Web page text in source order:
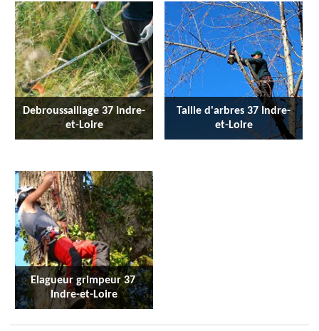
Debroussaillage 37 Indre-
et-Loire
Taille d'arbres 37 Indre-
et-Loire
Elagueur grimpeur 37
Indre-et-Loire